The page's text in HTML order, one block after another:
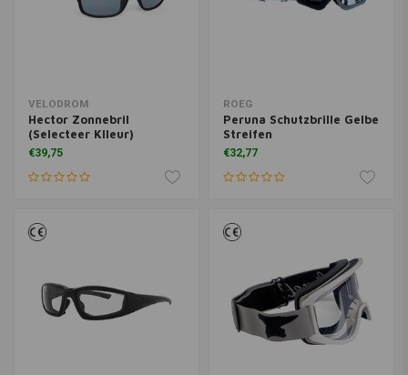
VELODROM
Hector Zonnebril
(Selecteer Klleur)
€39,75
ROEG
Peruna Schutzbrille Gelbe
Streifen
€32,77